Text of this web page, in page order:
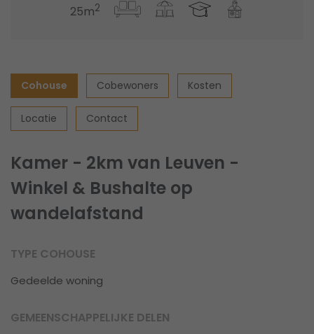
25m2
Cohouse Cobewoners Kosten
Locatie Contact
Kamer - 2km van Leuven -
Winkel & Bushalte op
wandelafstand
TYPE COHOUSE
Gedeelde woning
GEMEENSCHAPPELIJKE DELEN